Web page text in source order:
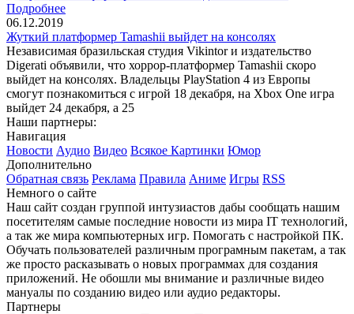
Подробнее
06.12.2019
Жуткий платформер Tamashii выйдет на консолях
Независимая бразильская студия Vikintor и издательство
Digerati объявили, что хоррор-платформер Tamashii скоро
выйдет на консолях. Владельцы PlayStation 4 из Европы
смогут познакомиться с игрой 18 декабря, на Xbox One игра
выйдет 24 декабря, а 25
Наши партнеры:
Навигация
Новости Аудио Видео Всякое Картинки Юмор
Дополнительно
Обратная связь Реклама Правила Аниме Игры RSS
Немного о сайте
Наш сайт создан группой интузиастов дабы сообщать нашим
посетителям самые последние новости из мира IT технологий,
а так же мира компьютерных игр. Помогать с настройкой ПК.
Обучать пользователей различным програмным пакетам, а так
же просто расказывать о новых программах для создания
приложений. Не обошли мы внимание и различные видео
мануалы по созданию видео или аудио редакторы.
Партнеры